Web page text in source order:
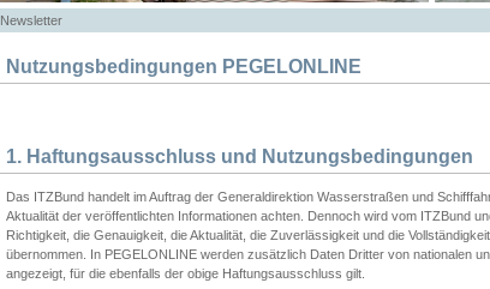
Newsletter
Nutzungsbedingungen PEGELONLINE
1. Haftungsausschluss und Nutzungsbedingungen
Das ITZBund handelt im Auftrag der Generaldirektion Wasserstraßen und
Aktualität der veröffentlichten Informationen achten. Dennoch wird vom ITZBund
Richtigkeit, die Genauigkeit, die Aktualität, die Zuverlässigkeit und die
übernommen. In PEGELONLINE werden zusätzlich Daten Dritter von nationalen
angezeigt, für die ebenfalls der obige Haftungsausschluss gilt.